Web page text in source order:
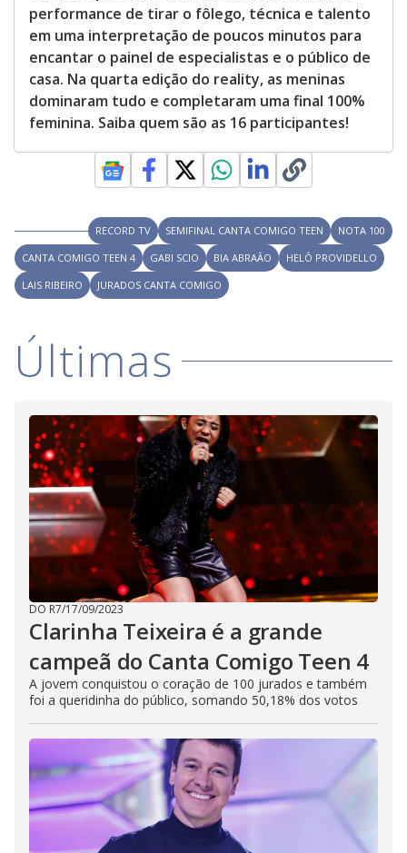
performance de tirar o fôlego, técnica e talento
em uma interpretação de poucos minutos para
encantar o painel de especialistas e o público de
casa. Na quarta edição do reality, as meninas
dominaram tudo e completaram uma final 100%
feminina. Saiba quem são as 16 participantes!
RECORD TV SEMIFINAL CANTA COMIGO TEEN
NOTA 100
CANTA COMIGO TEEN 4
GABI SCIO BIA ABRAÃO
HELÔ PROVIDELLO
LAIS RIBEIRO
JURADOS CANTA COMIGO
Últimas
DO R7/17/09/2023
Clarinha Teixeira é a grande
campeã do Canta Comigo Teen 4
A jovem conquistou o coração de 100 jurados e também
foi a queridinha do público, somando 50,18% dos votos